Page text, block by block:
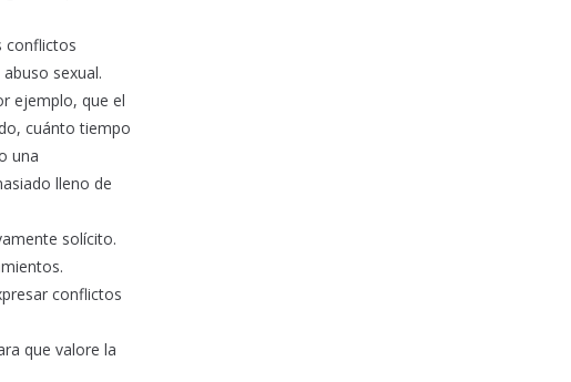
conflictos
sexual.
ejemplo, que el
cuánto tiempo
una
lleno de
solícito.
conflictos
que valore la